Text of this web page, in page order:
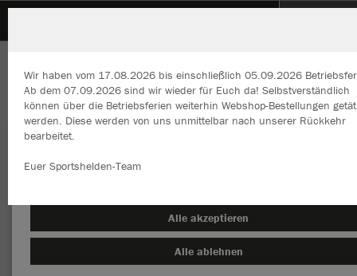
Herzlich Willkommen im Teamshop SGM
K/D/S Kuppingen
Wir haben vom 17.08.2026 bis einschließlich 05.09.2026
Ab dem 07.09.2026 sind wir wieder für Euch da! Selbstverständlich
können über die Betriebsferien weiterhin Webshop-Bestellungen
werden. Diese werden von uns unmittelbar nach unserer Rückkehr
bearbeitet.
Euer Sportshelden-Team
Wir verwenden Cookies
Inhalte anzeigen und unsere Website verbessern. Weitere
Alle akzeptieren
Alle ablehnen